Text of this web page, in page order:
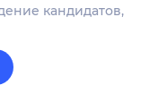
кандидатов,